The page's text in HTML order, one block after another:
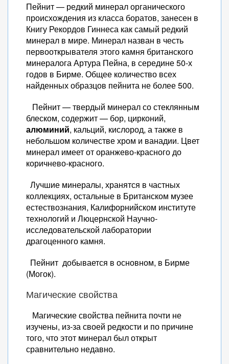
Пейнит — редкий минерал органического
происхождения из класса боратов, занесен в
Книгу Рекордов Гиннеса как самый редкий
минерал в мире. Минерал назван в честь
первооткрывателя этого камня британского
минералога Артура Пейна, в середине 50-х
годов в Бирме. Общее количество всех
найденных образцов пейнита не более 500.
Пейнит — твердый минерал со стеклянным
блеском, содержит — бор, цирконий,
алюминий, кальций, кислород, а также в
небольшом количестве хром и ванадии. Цвет
минерал имеет от оранжево-красного до
коричнево-красного.
Лучшие минералы, хранятся в частных
коллекциях, остальные в Британском музее
естествознания, Калифорнийском институте
технологий и Люцернской Научно-
исследовательской лаборатории
драгоценного камня.
Пейнит добывается в основном, в Бирме
(Могок).
Магические свойства
Магические свойства пейнита почти не
изучены, из-за своей редкости и по причине
того, что этот минерал был открыт
сравнительно недавно.